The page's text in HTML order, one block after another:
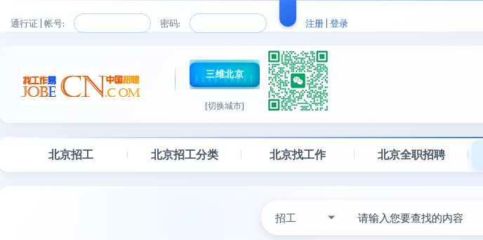
通行证 | 帐号: 密码: 注册 | 登录
三维北京
[切换城市]
北京招工 北京招工分类 北京找工作 北京全职招聘
招工